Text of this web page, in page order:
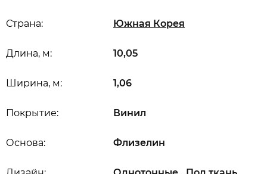
Длина, м: 10,05
Ширина, м: 1,06
Основа: Флизелин
Покрытие: Винил
Страна: Южная Корея